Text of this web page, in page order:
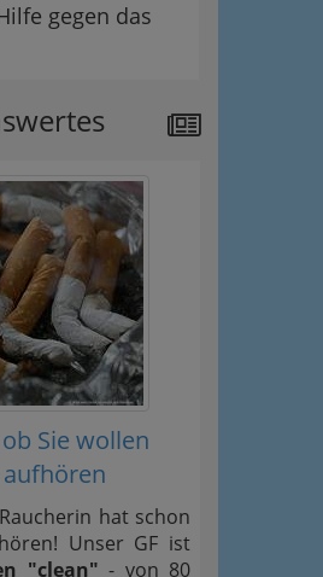
gegen das
Sie wollen
hat schon
Unser GF ist
"clean" - von 80